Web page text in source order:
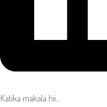
Katika makala hii...